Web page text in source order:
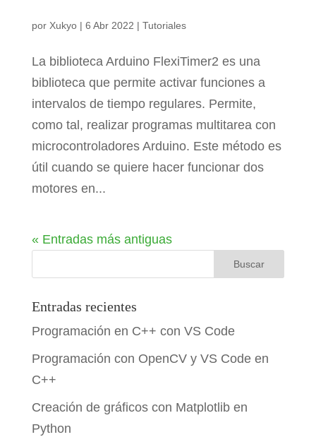
por Xukyo| 6 Abr 2022 | Tutoriales
La biblioteca Arduino FlexiTimer2 es una
biblioteca que permite activar funciones a
intervalos de tiempo regulares. Permite,
como tal, realizar programas multitarea con
microcontroladores Arduino. Este método es
útil cuando se quiere hacer funcionar dos
motores en...
« Entradas más antiguas
Entradas recientes
Programación en C++ con VS Code
Programación con OpenCV y VS Code en
C++
Creación de gráficos con Matplotlib en
Python